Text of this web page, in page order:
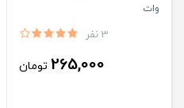
وات
3 نفر
265,000 تومان